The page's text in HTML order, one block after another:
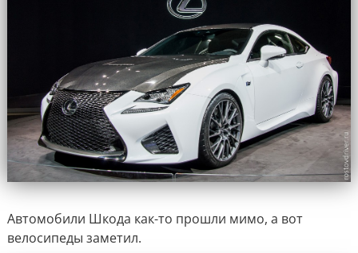
Автомобили Шкода как-то прошли мимо, а вот
велосипеды заметил.